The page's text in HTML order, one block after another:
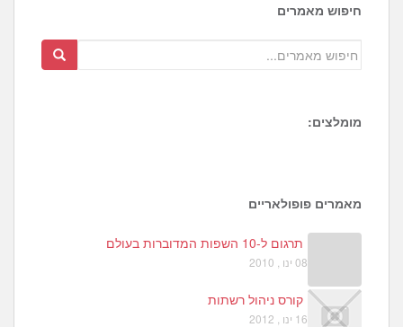
חיפוש מאמרים
מומלצים:
4
מאמרים פופולאריים
תרגום ל-10 השפות המדוברות בעולם
08 ינו , 2010
קורס ניהול רשתות
16 ינו , 2012